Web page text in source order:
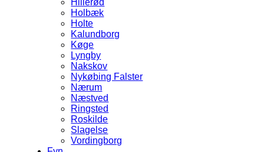
Hillerød
Holbæk
Holte
Kalundborg
Køge
Lyngby
Nakskov
Nykøbing Falster
Nærum
Næstved
Ringsted
Roskilde
Slagelse
Vordingborg